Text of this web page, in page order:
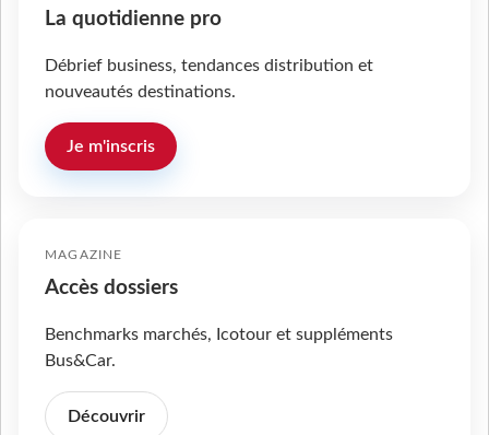
La quotidienne pro
Débrief business, tendances distribution et
nouveautés destinations.
Je m'inscris
MAGAZINE
Accès dossiers
Benchmarks marchés, Icotour et suppléments
Bus&Car.
Découvrir